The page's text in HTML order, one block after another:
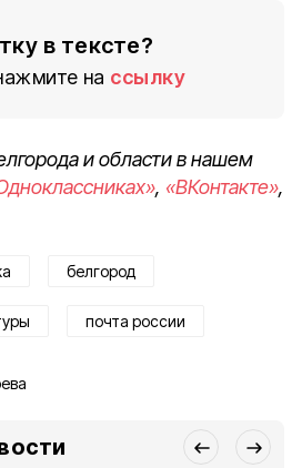
в тексте?
на ссылку
и области в нашем
, «ВКонтакте»,
белгород
почта россии